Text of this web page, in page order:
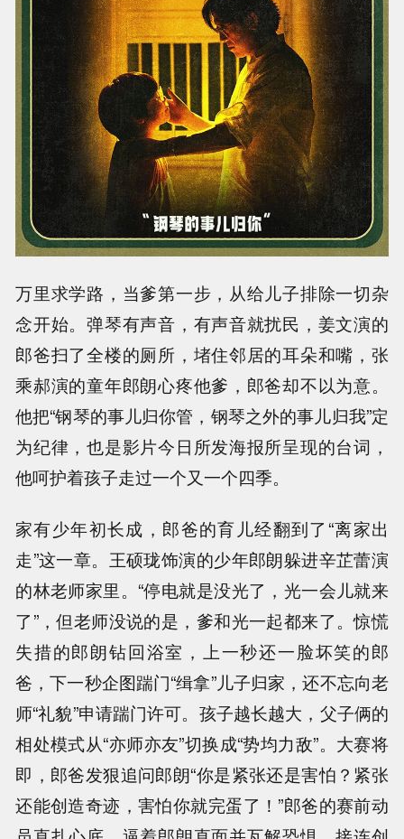
万里求学路，当爹第一步，从给儿子排除一切杂
念开始。弹琴有声音，有声音就扰民，姜文演的
郎爸扫了全楼的厕所，堵住邻居的耳朵和嘴，张
乘郝演的童年郎朗心疼他爹，郎爸却不以为意。
他把“钢琴的事儿归你管，钢琴之外的事儿归我”定
为纪律，也是影片今日所发海报所呈现的台词，
他呵护着孩子走过一个又一个四季。
家有少年初长成，郎爸的育儿经翻到了“离家出
走”这一章。王硕珑饰演的少年郎朗躲进辛芷蕾演
的林老师家里。“停电就是没光了，光一会儿就来
了”，但老师没说的是，爹和光一起都来了。惊慌
失措的郎朗钻回浴室，上一秒还一脸坏笑的郎
爸，下一秒企图踹门“缉拿”儿子归家，还不忘向老
师“礼貌”申请踹门许可。孩子越长越大，父子俩的
相处模式从“亦师亦友”切换成“势均力敌”。大赛将
即，郎爸发狠追问郎朗“你是紧张还是害怕？紧张
还能创造奇迹，害怕你就完蛋了！”郎爸的赛前动